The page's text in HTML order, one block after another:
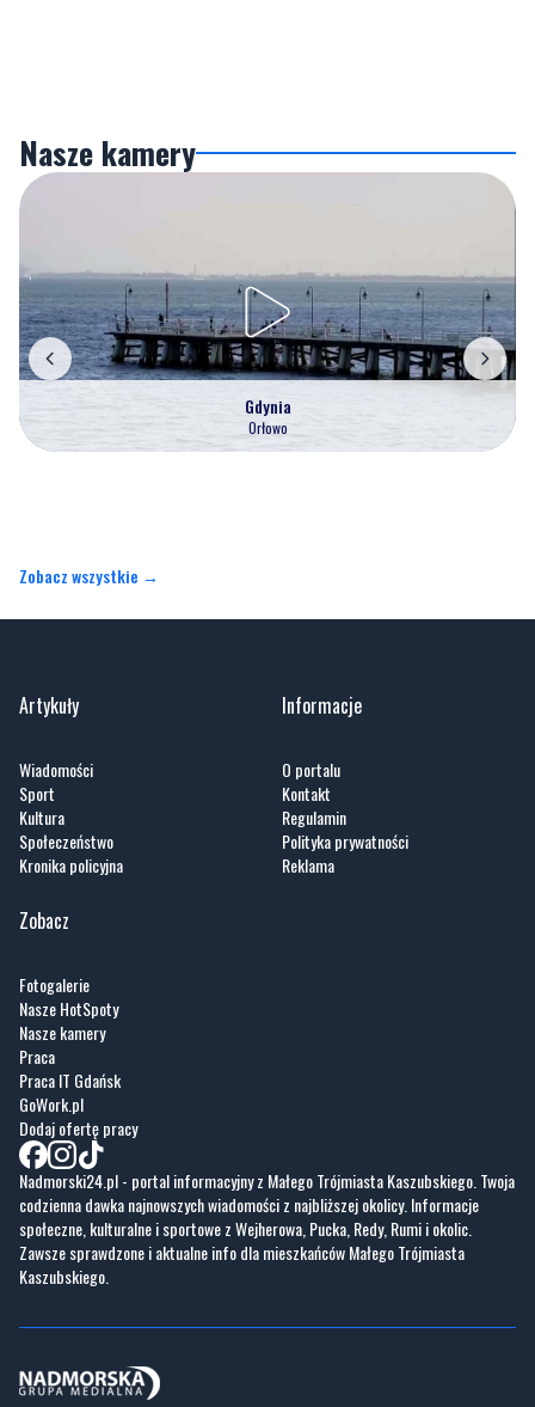
Artykuły
Wiadomości
Sport
Społeczeństwo
Informacje
O portalu
Kontakt
Zobacz
Fotogalerie
Nasze HotSpoty
Nasze kamery
Praca
Praca IT Gdańsk
GoWork.pl
Dodaj ofertę pracy
Nadmorski24.pl - portal informacyjny z Małego Trójmiasta Kaszubskiego. Twoja
codzienna dawka najnowszych wiadomości z najbliższej okolicy. Informacje